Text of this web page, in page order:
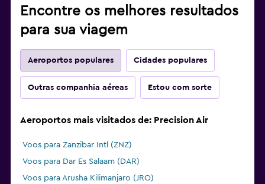
Encontre os melhores resultados
para sua viagem
Aeroportos populares Cidades populares
Outras companhia aéreas Estou com sorte
Aeroportos mais visitados de: Precision Air
Voos para Zanzibar Intl (ZNZ)
Voos para Dar Es Salaam (DAR)
Voos para Arusha Kilimanjaro (JRO)